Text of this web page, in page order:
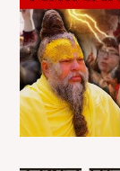
ट्रोल्स
को
दी
कानूनी
चेतावनी:
अनिरुद्धाचार्य